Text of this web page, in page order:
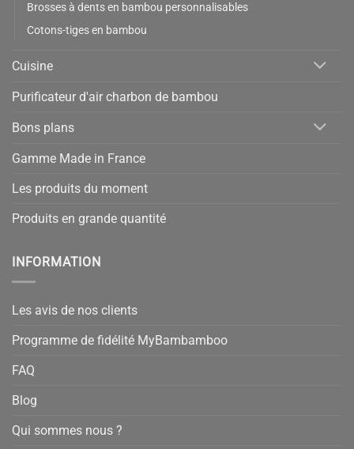
Brosses à dents en bambou personnalisables
Cotons-tiges en bambou
Cuisine
Purificateur d'air charbon de bambou
Bons plans
Gamme Made in France
Les produits du moment
Produits en grande quantité
INFORMATION
Les avis de nos clients
Programme de fidélité MyBambamboo
FAQ
Blog
Qui sommes nous ?